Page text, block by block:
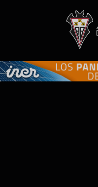
Skip to main content